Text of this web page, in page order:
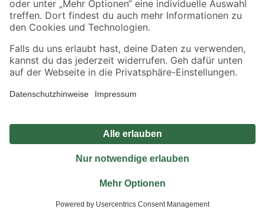
Alle Preisangaben in EUR inkl. gesetzl. MwSt.. Die dargestellten Angebote sind unter
Umständen nicht in allen Märkten verfügbar. Die angegebenen Verfügbarkeiten beziehen
Produkte nur solange der Vorrat reicht.
*Paketversand ab 59 € versandkostenfrei, gilt nicht für Artikel mit Speditionsversand, hier
Privatsphäre Impressum
Nutzungsbedingungen
Widerrufsrecht
Vertrag widerrufen
© 2026 toom Baumarkt GmbH